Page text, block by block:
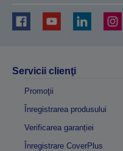
Servicii clienţi
Promoţii
Înregistrarea produsului
Verificarea garanției
Înregistrare CoverPlus